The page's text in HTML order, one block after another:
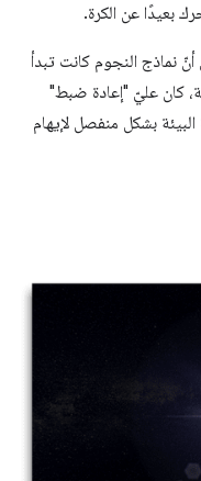
بعيدًا عن الكرة.
نماذج النجوم كانت تبدأ
كان عليّ "إعادة ضبط"
بشكل منفصل لإيهام